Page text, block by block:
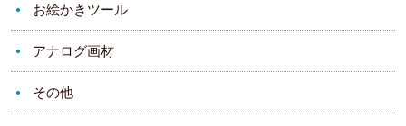
お絵かきツール
アナログ画材
その他